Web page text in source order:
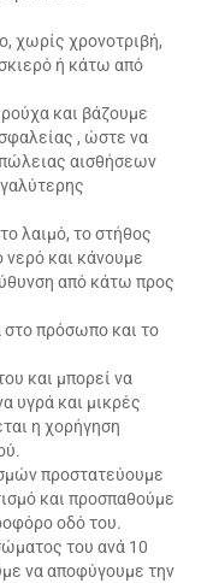
χωρίς χρονοτριβή,
ή κάτω από
και βάζουμε
, ώστε να
αισθήσεων
λαιμό, το στήθος
νερό και κάνουμε
από κάτω προς
πρόσωπο και το
και μπορεί να
υγρά και μικρές
η χορήγηση
προστατεύουμε
και προσπαθούμε
οδό του.
του ανά 10
να αποφύγουμε την